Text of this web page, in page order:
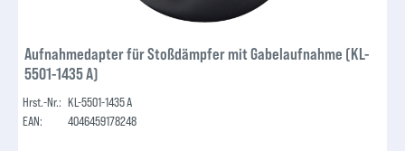
Aufnahmedapter für Stoßdämpfer mit Gabelaufnahme (KL-
5501-1435 A)
Hrst.-Nr.: KL-5501-1435 A
EAN:
4046459178248